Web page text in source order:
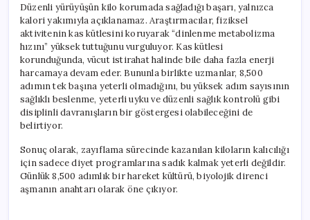
Düzenli yürüyüşün kilo korumada sağladığı başarı, yalnızca
kalori yakımıyla açıklanamaz. Araştırmacılar, fiziksel
aktivitenin kas kütlesini koruyarak “dinlenme metabolizma
hızını” yüksek tuttuğunu vurguluyor. Kas kütlesi
korunduğunda, vücut istirahat halinde bile daha fazla enerji
harcamaya devam eder. Bununla birlikte uzmanlar, 8,500
adımın tek başına yeterli olmadığını, bu yüksek adım sayısının
sağlıklı beslenme, yeterli uyku ve düzenli sağlık kontrolü gibi
disiplinli davranışların bir göstergesi olabileceğini de
belirtiyor.
Sonuç olarak, zayıflama sürecinde kazanılan kiloların kalıcılığı
için sadece diyet programlarına sadık kalmak yeterli değildir.
Günlük 8,500 adımlık bir hareket kültürü, biyolojik direnci
aşmanın anahtarı olarak öne çıkıyor.